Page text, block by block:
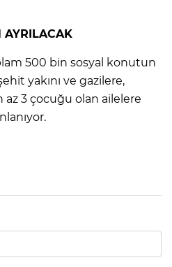
AYRILACAK
500 bin sosyal konutun
yakını ve gazilere,
3 çocuğu olan ailelere